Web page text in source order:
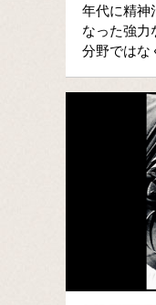
年代に精神
なった強力
分野では